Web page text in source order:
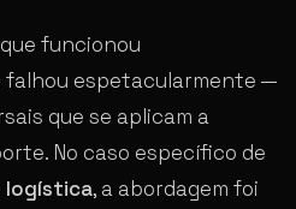
funcionou
falhou espetacularmente —
que se aplicam a
No caso específico de
logística, a abordagem foi